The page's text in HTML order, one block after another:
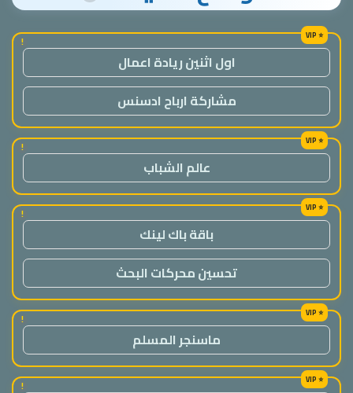
!
اول اثنين ريادة اعمال
مشاركة ارباح ادسنس
!
عالم الشباب
!
باقة باك لينك
تحسين محركات البحث
!
ماسنجر المسلم
!